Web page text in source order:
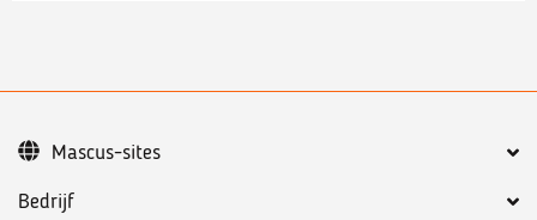
Bedrijf
Mascus-sites